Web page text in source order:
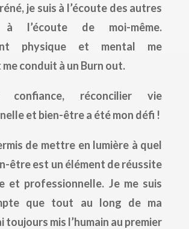
je suis à l’écoute des autres
l’écoute de moi-même.
physique et mental me
conduit à un Burn out.
confiance, réconcilier vie
et bien-être a été mon défi !
de mettre en lumière à quel
être est un élément de réussite
et professionnelle. Je me suis
que tout au long de ma
toujours mis l’humain au premier